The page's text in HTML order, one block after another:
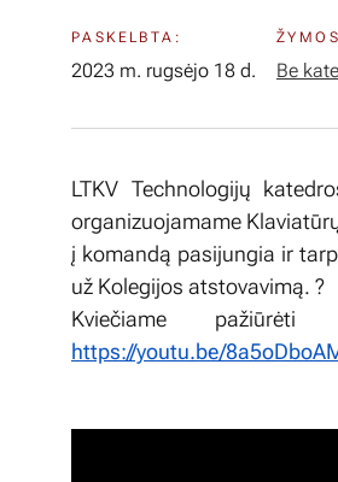
PASKELBTA:
2023 m. rugsėjo 18 d. Be
LTKV Technologijų
organizuojamame
į komandą pasijungia ir
už Kolegijos atstovavimą. ?
Kviečiame
https://youtu.be/